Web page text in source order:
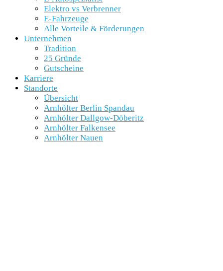
Elektro vs Verbrenner
E-Fahrzeuge
Alle Vorteile & Förderungen
Unternehmen
Tradition
25 Gründe
Gutscheine
Karriere
Standorte
Übersicht
Arnhölter Berlin Spandau
Arnhölter Dallgow-Döberitz
Arnhölter Falkensee
Arnhölter Nauen